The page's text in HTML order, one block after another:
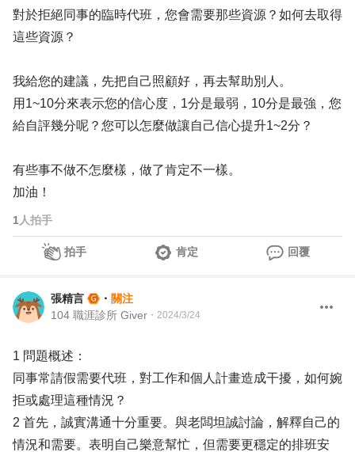
對於拒絕同事的臨時代班，您會需要那些資源？如何去取得
這些資源？
我給您的建議，先把自己照顧好，再去幫助別人。
用1~10分來表示您的信心度，1分是最弱，10分是最強，您
給自評幾分呢？您可以怎麼做讓自己信心提升1~2分？
有些事不做不怎麼樣，做了肯定不一樣。
加油！
1 人拍手
拍手 肯定 回覆
張精言 ・ 關注
104 職涯診所 Giver ・ 2024/3/24
1 問題概述：
同事常請假需要代班，對工作和個人計畫造成干擾，如何婉
拒或處理這種情況？
2 首先，誠實溝通十分重要。與老闆坦誠討論，解釋自己的
情況和需要。表明自己樂意幫忙，但需要更穩定的排班安